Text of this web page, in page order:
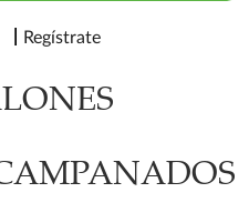
Regístrate